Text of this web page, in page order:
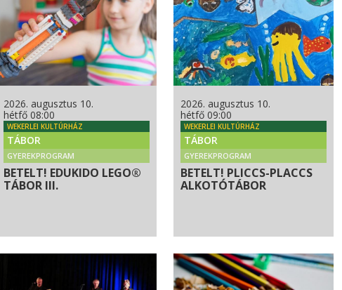
2026. augusztus 10.
hétfő 08:00
WEKERLEI KULTÚRHÁZ
TÁBOR
GYEREKPROGRAM
BETELT! EDUKIDO LEGO®
TÁBOR III.
2026. augusztus 10.
hétfő 09:00
WEKERLEI KULTÚRHÁZ
TÁBOR
GYEREKPROGRAM
BETELT! PLICCS-PLACCS
ALKOTÓTÁBOR